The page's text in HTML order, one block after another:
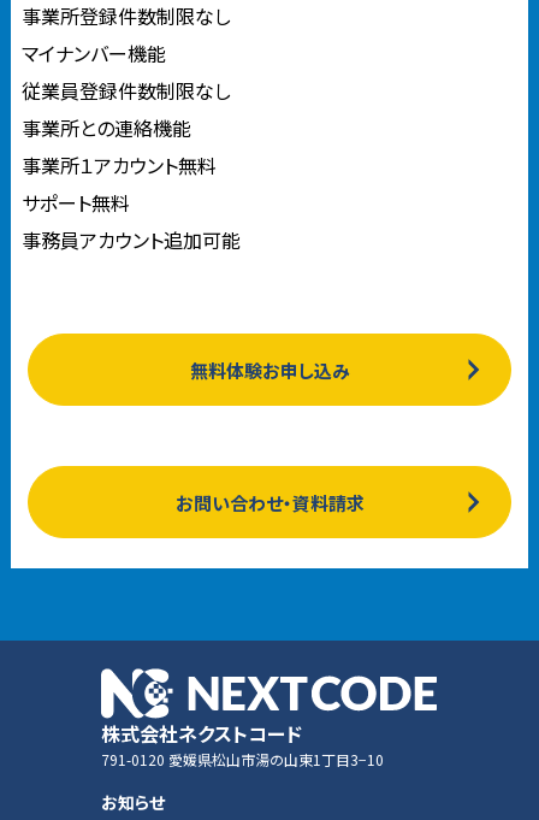
事業所登録件数制限なし
マイナンバー機能
従業員登録件数制限なし
事業所との連絡機能
事業所１アカウント無料
サポート無料
事務員アカウント追加可能
無料体験お申し込み
お問い合わせ・資料請求
株式会社ネクストコード
791-0120 愛媛県松山市湯の山東1丁目3−10
お知らせ